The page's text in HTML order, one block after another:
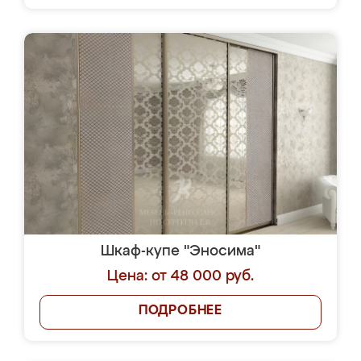
Шкаф-купе "Эносима"
Цена: от 48 000 руб.
ПОДРОБНЕЕ